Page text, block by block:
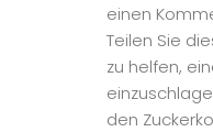
einen
Teilen Sie
zu helfen,
den